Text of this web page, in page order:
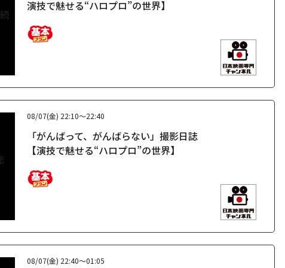
演技で魅せる“ハロプロ”の世界】
08/07(金) 22:10～22:40
「がんばって、がんばらない」撮影日誌
【演技で魅せる“ハロプロ”の世界】
08/07(金) 22:40～01:05